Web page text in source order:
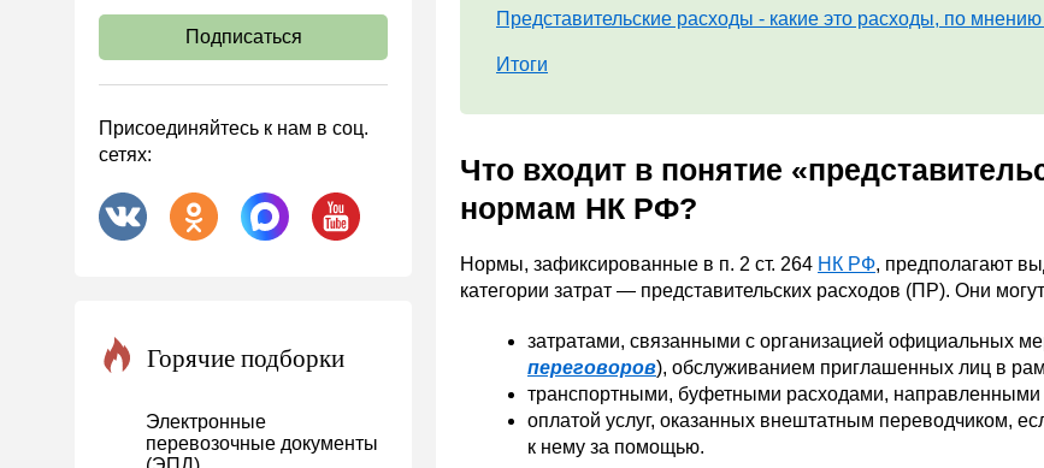
Налоговая система РФ
Налоговое планирование
Договоры
АО
Проекты
Банк касса
Расчеты
Подписаться
Присоединяйтесь к нам в соц.
сетях:
Горячие подборки
Электронные
перевозочные документы
Представительские расходы - какие это расходы, по
Итоги
Что входит в понятие
нормам НК РФ?
Нормы, зафиксированные в п. 2 ст. 264 НК РФ, предполагают
категории затрат — представительских расходов (ПР). Они
затратами, связанными с организацией официальных
переговоров), обслуживанием приглашенных лиц в
транспортными, буфетными расходами,
оплатой услуг, оказанных внештатным переводчиком,
к нему за помощью.